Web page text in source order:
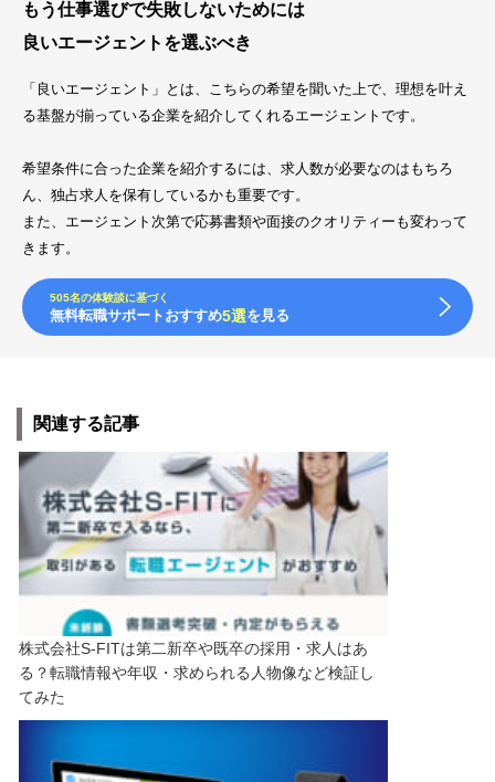
もう仕事選びで失敗しないためには
良いエージェントを選ぶべき
「良いエージェント」とは、こちらの希望を聞いた上で、理想を叶え
る基盤が揃っている企業を紹介してくれるエージェントです。
希望条件に合った企業を紹介するには、求人数が必要なのはもちろ
ん、独占求人を保有しているかも重要です。
また、エージェント次第で応募書類や面接のクオリティーも変わって
きます。
505名の体験談に基づく
無料転職サポートおすすめ5選を見る
関連する記事
株式会社S-FITは第二新卒や既卒の採用・求人はあ
る？転職情報や年収・求められる人物像など検証し
てみた